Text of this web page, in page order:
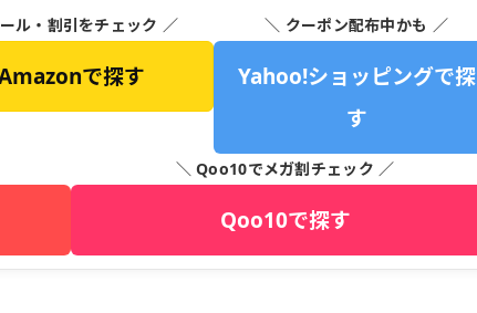
ル・割引をチェック ／
で探す
＼ クーポン配布中かも ／
Yahoo!ショッピングで探
す
＼ Qoo10でメガ割チェック ／
Qoo10で探す